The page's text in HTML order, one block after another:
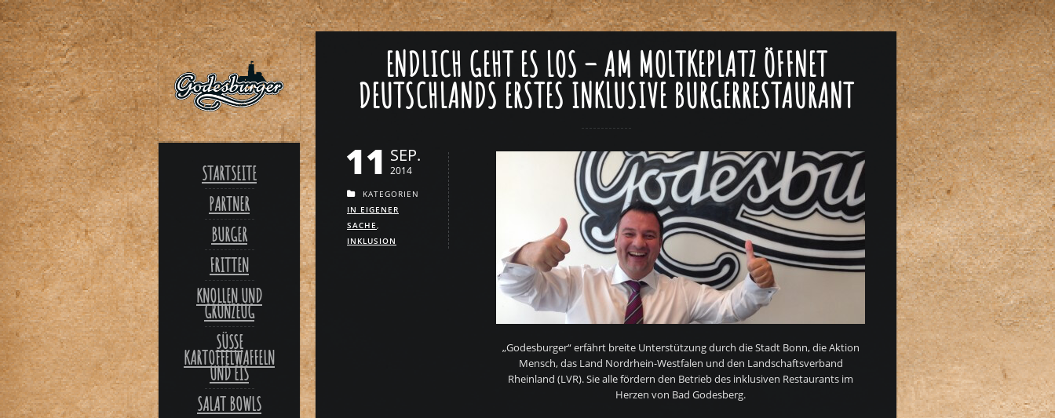
STARTSEITE
PARTNER
BURGER
FRITTEN
KNOLLEN UND
GRÜNZEUG
SÜSSE K
ARTOFFELWAFFELN U
ND EIS
SALAT BOWLS
ENDLICH GEHT ES LOS – AM MOLTKEPLATZ ÖFFNET
DEUTSCHLANDS ERSTES INKLUSIVE BURGERRESTAURANT
11 SEP.
2014
KATEGORIEN
IN EIGENER
SACHE,
INKLUSION
„Godesburger“ erfährt breite Unterstützung durch die Stadt Bonn, die Aktion
Mensch, das Land Nordrhein-Westfalen und den Landschaftsverband
Rheinland (LVR). Sie alle fördern den Betrieb des inklusiven Restaurants im
Herzen von Bad Godesberg.